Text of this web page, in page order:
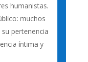
humanistas.
muchos
pertenencia
íntima y